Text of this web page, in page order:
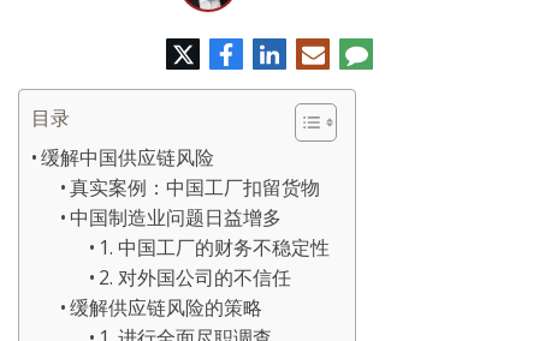
特
脸
书
领
英
电
子
邮
件
评
论
目录
缓解中国供应链风险
真实案例：中国工厂扣留货物
中国制造业问题日益增多
1. 中国工厂的财务不稳定性
2. 对外国公司的不信任
缓解供应链风险的策略